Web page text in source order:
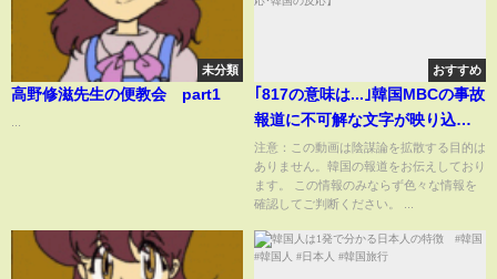
未分類
高野修滋先生の便教会 part1
おすすめ
｢817の意味は...｣韓国MBCの事故
報道に不可解な文字が映り込み
韓国騒然！ 24/12/31報道
【ニュース･スレまとめ･海外の
反応･韓国の反応】
注意：この動画は陰謀論を拡散する目的は
ありません。韓国の報道をお伝えしており
ます。 この情報のみならず色々な情報を
確認してご判断ください。 ...